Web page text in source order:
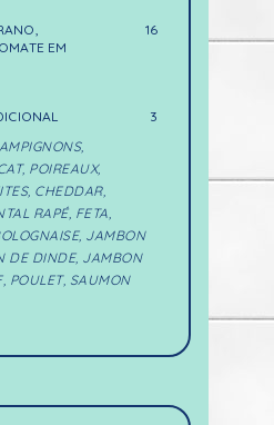
EM
16
3
POIREAUX,
CHEDDAR,
RAPÉ, FETA,
JAMBON
DE DINDE, JAMBON
POULET, SAUMON